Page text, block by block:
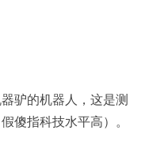
驴的机器人，这是测
傻指科技水平高）。